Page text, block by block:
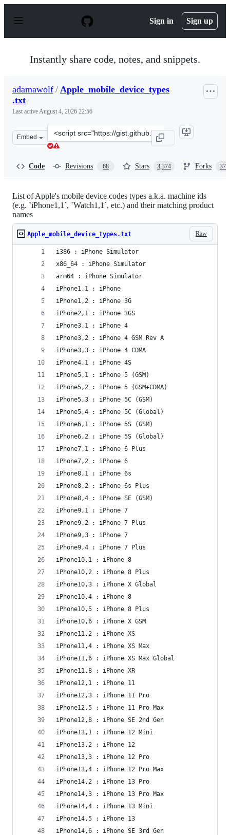
p
Sign in Sign up
Instantly share code, notes, and snippets.
adamawolf / Apple_mobile_device_types
.txt
Last activeAugust 4, 2026 22:56
Embed
Clone
this
Code Revisions 68 Stars 3,374 Forks 376
List of Apple's mobile device codes types a.k.a. machine ids
(e.g. `iPhone1,1`, `Watch1,1`, etc.) and their matching product
names
Raw
Apple_mobile_device_types.txt
i386 : iPhone Simulator
x86_64 : iPhone Simulator
arm64 : iPhone Simulator
iPhone1,1 : iPhone
iPhone1,2 : iPhone 3G
iPhone2,1 : iPhone 3GS
iPhone3,1 : iPhone 4
iPhone3,2 : iPhone 4 GSM Rev A
iPhone3,3 : iPhone 4 CDMA
iPhone4,1 : iPhone 4S
iPhone5,1 : iPhone 5 (GSM)
iPhone5,2 : iPhone 5 (GSM+CDMA)
iPhone5,3 : iPhone 5C (GSM)
iPhone5,4 : iPhone 5C (Global)
iPhone6,1 : iPhone 5S (GSM)
iPhone6,2 : iPhone 5S (Global)
iPhone7,1 : iPhone 6 Plus
iPhone7,2 : iPhone 6
iPhone8,1 : iPhone 6s
iPhone8,2 : iPhone 6s Plus
iPhone8,4 : iPhone SE (GSM)
iPhone9,1 : iPhone 7
iPhone9,2 : iPhone 7 Plus
iPhone9,3 : iPhone 7
iPhone9,4 : iPhone 7 Plus
iPhone10,1 : iPhone 8
iPhone10,2 : iPhone 8 Plus
iPhone10,3 : iPhone X Global
iPhone10,4 : iPhone 8
iPhone10,5 : iPhone 8 Plus
iPhone10,6 : iPhone X GSM
iPhone11,2 : iPhone XS
iPhone11,4 : iPhone XS Max
iPhone11,6 : iPhone XS Max Global
iPhone11,8 : iPhone XR
iPhone12,1 : iPhone 11
iPhone12,3 : iPhone 11 Pro
iPhone12,5 : iPhone 11 Pro Max
iPhone12,8 : iPhone SE 2nd Gen
iPhone13,1 : iPhone 12 Mini
iPhone13,2 : iPhone 12
iPhone13,3 : iPhone 12 Pro
iPhone13,4 : iPhone 12 Pro Max
iPhone14,2 : iPhone 13 Pro
iPhone14,3 : iPhone 13 Pro Max
iPhone14,4 : iPhone 13 Mini
iPhone14,5 : iPhone 13
iPhone14,6 : iPhone SE 3rd Gen